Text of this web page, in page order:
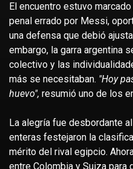
El encuentro estuvo
penal errado por Messi,
una defensa que debió
embargo, la garra argentina
colectivo y las
más se necesitaban. "Hoy
huevo", resumió uno de los
La alegría fue desbordante
enteras festejaron la
mérito del rival egipcio.
entre Colombia y Suiza